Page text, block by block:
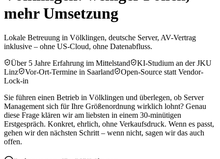
mehr Umsetzung
Lokale Betreuung in Völklingen, deutsche Server, AV-Vertrag
inklusive – ohne US-Cloud, ohne Datenabfluss.
Über 5 Jahre Erfahrung im Mittelstand
KI-Studium an der JKU
Linz
Vor-Ort-Termine in Saarland
Open-Source statt Vendor-
Lock-in
Sie führen einen Betrieb in Völklingen und überlegen, ob Server
Management sich für Ihre Größenordnung wirklich lohnt? Genau
diese Frage klären wir am liebsten in einem 30-minütigen
Erstgespräch. Konkret, ehrlich, ohne Verkaufsdruck. Wenn es passt,
gehen wir den nächsten Schritt – wenn nicht, sagen wir das auch
offen.